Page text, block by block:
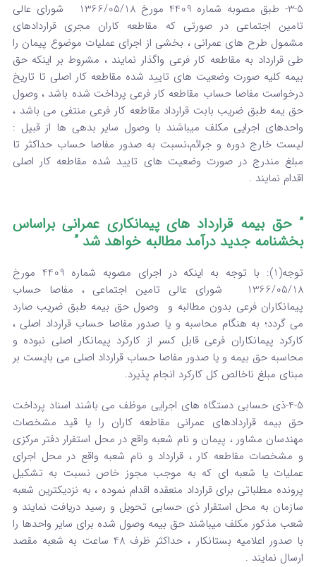
3-5- طبق مصوبه شماره 4409 مورخ 1366/05/18 شورای عالی
تامین اجتماعی در صورتی که مقاطعه کاران مجری قراردادهای
مشمول طرح های عمرانی ، بخشی از اجرای عملیات موضوع پیمان را
طی قرارداد به مقاطعه کار فرعی واگذار نمایند ، مشروط بر اینکه حق
بیمه کلیه صورت وضعیت های تایید شده مقاطعه کار اصلی تا تاریخ
درخواست مفاصا حساب مقاطعه کار فرعی پرداخت شده باشد ، وصول
حق یمه طبق ضریب بابت قرارداد مقاطعه کار فرعی منتفی می باشد ،
واحدهای اجرایی مکلف میباشند با وصول سایر بدهی ها از قبیل :
لیست خارج دوره و جرائم،نسبت به صدور مفاصا حساب حداکثر تا
مبلغ مندرج در صورت وضعیت های تایید شده مقاطعه کار اصلی
اقدام نمایند .
” حق بیمه قرارداد های پیمانکاری عمرانی براساس
بخشنامه جدید درآمد مطالبه خواهد شد ”
توجه(1): با توجه به اینکه در اجرای مصوبه شماره 4409 مورخ
1366/05/18 شورای عالی تامین اجتماعی ، مفاصا حساب
پیمانکاران فرعی بدون مطالبه و وصول حق بیمه طبق ضریب صارد
می گردد؛ به هنگام محاسبه و یا صدور مفاصا حساب قرارداد اصلی ،
کارکرد پیمانکاران فرعی قابل کسر از کارکرد پیمانکار اصلی نبوده و
محاسبه حق بیمه و یا صدور مفاصا حساب قرارداد اصلی می بایست بر
مبنای مبلغ ناخالص کل کارکرد انجام پذیرد.
4-5-ذی حسابی دستگاه های اجرایی موظف می باشند اسناد پرداخت
حق بیمه قراردادهای عمرانی مقاطعه کاران را یا قید مشخصات
مهندسان مشاور ، پیمان و نام شعبه واقع در محل استقرار دفتر مرکزی
و مشخصات مقاطعه کار ، قرارداد و نام شعبه واقع در محل اجرای
عملیات یا شعبه ای که به موجب مجوز خاص نسبت به تشکیل
پرونده مطلباتی برای قرارداد منعقده اقدام نموده ، به نزدیکترین شعبه
سازمان به محل استقرار ذی حسابی تحویل و رسید دریافت نمایند و
شعب مذکور مکلف میباشند حق بیمه وصول شده برای سایر واحدها را
با صدور اعلامیه بستانکار ، حداکثر ظرف 48 ساعت به شعبه مقصد
ارسال نمایند .